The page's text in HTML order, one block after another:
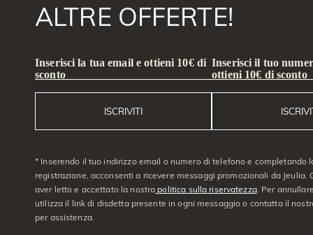
ALTRE OFFERTE!
Inserisci la tua email e ottieni 10€ di
sconto
ISCRIVITI
Inserisci il tuo
ottieni 10€ di sconto
* Inserendo il tuo indirizzo email o numero di telefono e completando
registrazione, acconsenti a ricevere messaggi promozionali da Jeulia.
aver letto e accettato la nostra politica sulla riservatezza. Per
utilizza il link di disdetta presente in ogni messaggio o contatta il
per assistenza.